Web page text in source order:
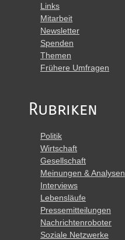
Links
Mitarbeit
Newsletter
Spenden
Themen
Frühere Umfragen
Rubriken
Politik
Wirtschaft
Gesellschaft
Meinungen & Analysen
Interviews
Lebensläufe
Pressemitteilungen
Nachrichtenroboter
Soziale Netzwerke